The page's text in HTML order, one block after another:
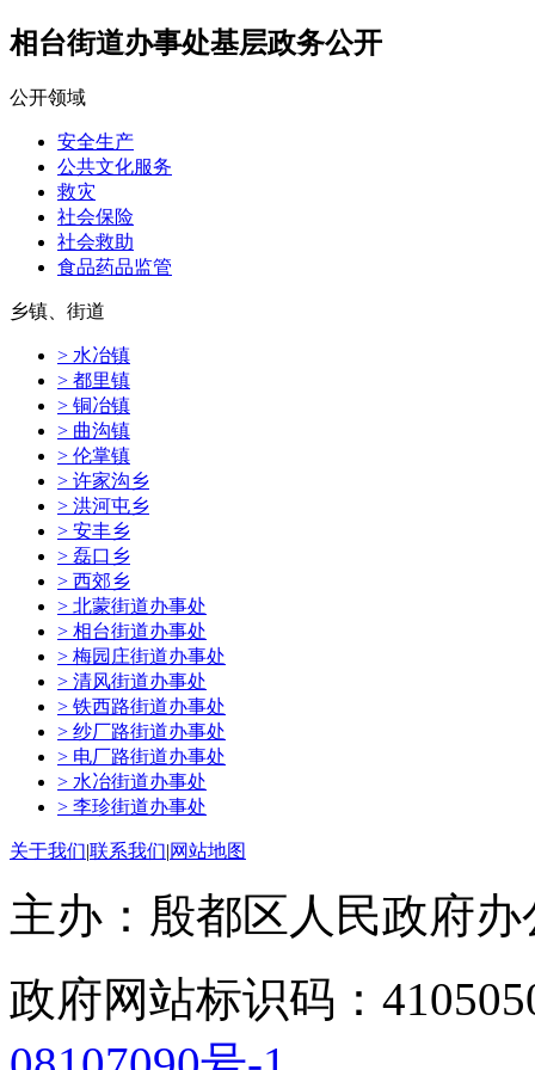
相台街道办事处基层政务公开
公开领域
安全生产
公共文化服务
救灾
社会保险
社会救助
食品药品监管
乡镇、街道
> 水冶镇
> 都里镇
> 铜冶镇
> 曲沟镇
> 伦掌镇
> 许家沟乡
> 洪河屯乡
> 安丰乡
> 磊口乡
> 西郊乡
> 北蒙街道办事处
> 相台街道办事处
> 梅园庄街道办事处
> 清风街道办事处
> 铁西路街道办事处
> 纱厂路街道办事处
> 电厂路街道办事处
> 水冶街道办事处
> 李珍街道办事处
关于我们|联系我们|网站地图
主办：殷都区人民政
政府网站标识码：